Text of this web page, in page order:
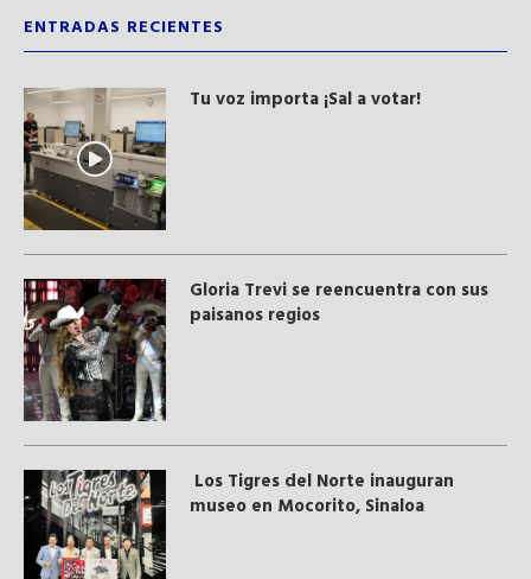
ENTRADAS RECIENTES
Tu voz importa ¡Sal a votar!
Gloria Trevi se reencuentra con sus
paisanos regios
Los Tigres del Norte inauguran
museo en Mocorito, Sinaloa